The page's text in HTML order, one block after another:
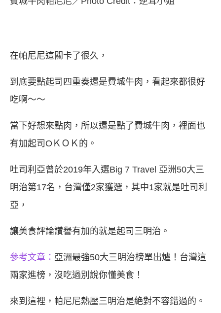
在帕尼尼這關卡了很久，
到底要點起司四重奏還是費城牛肉，看起來都很好
吃啊～～
當下好想來點肉，所以還是點了費城牛肉，裡面也
有加起司OＫＯＫ的。
吐司利亞曾於2019年入選Big 7 Travel 亞洲50大三
明治第17名，台灣僅2家獲選，其中1家就是吐司利
亞，
讓美食評論讚譽有加的就是起司三明治。
參考文章： 亞洲最強50大三明治榜單出爐！台灣這
兩家進榜，沒吃過別說你懂美食！
來到這裡，帕尼尼熱壓三明治是絶對不容錯過的。